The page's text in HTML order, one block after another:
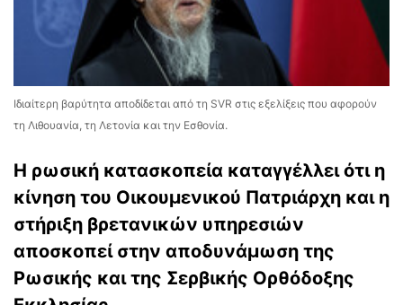
Ιδιαίτερη βαρύτητα αποδίδεται από τη SVR στις εξελίξεις που αφορούν
τη Λιθουανία, τη Λετονία και την Εσθονία.
Η ρωσική κατασκοπεία καταγγέλλει ότι η
κίνηση του Οικουμενικού Πατριάρχη και η
στήριξη βρετανικών υπηρεσιών
αποσκοπεί στην αποδυνάμωση της
Ρωσικής και της Σερβικής Ορθόδοξης